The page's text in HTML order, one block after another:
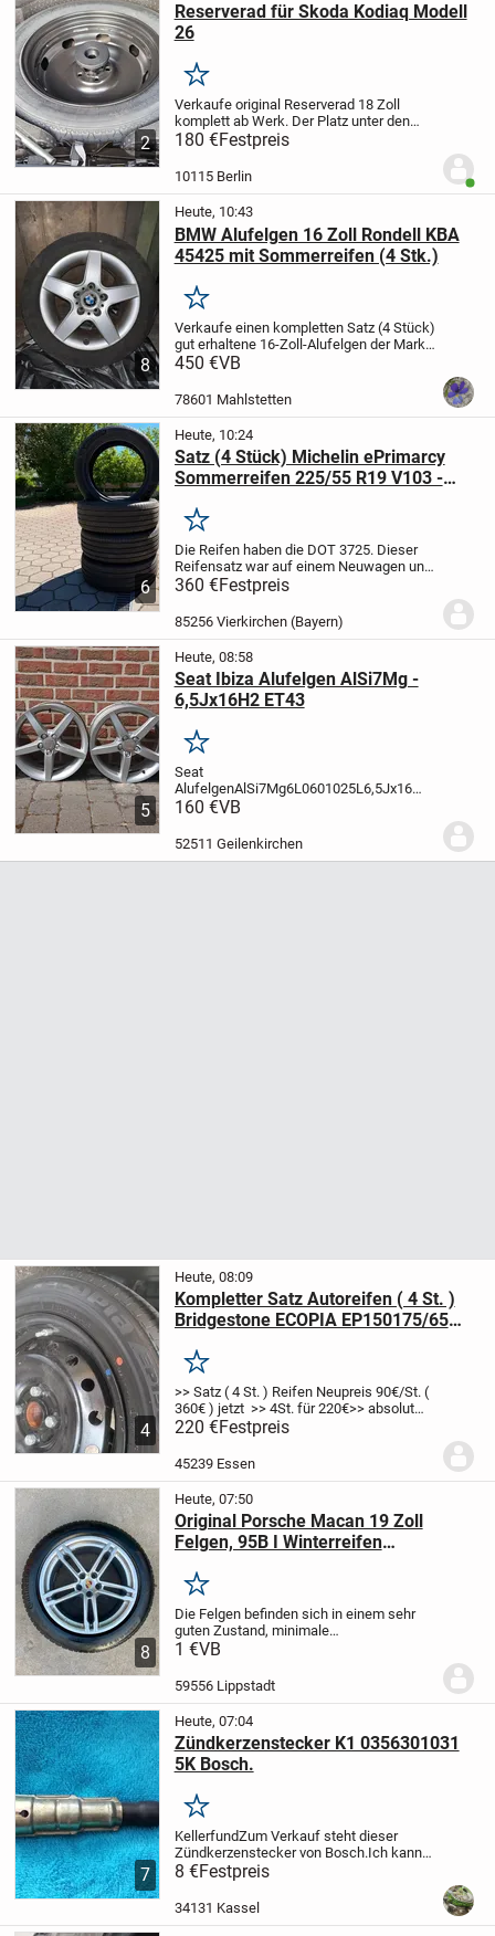
2
Reserverad für Skoda Kodiaq Modell
26
Merken
Verkaufe original Reserverad 18 Zoll
komplett ab Werk. Der Platz unter den
ebenen ladeboden ist mir einfach zu
180 €Festpreis
10115 Berlin
8
Heute, 10:43
BMW Alufelgen 16 Zoll Rondell KBA
45425 mit Sommerreifen (4 Stk.)
Merken
Verkaufe einen kompletten Satz (4 Stück)
gut erhaltene 16-Zoll-Alufelgen der Marke
R.O.D. (Rondell) inklusive BMW-
KBA-Nummer und sind eintragungsfrei für
viele...
450 €VB
78601 Mahlstetten
6
Heute, 10:24
Satz (4 Stück) Michelin ePrimarcy
Sommerreifen 225/55 R19 V103 -
Merken
Die Reifen haben die DOT 3725. Dieser
Reifensatz war auf einem Neuwagen und
wurden noch beim Händler durch
Allwetterreifen ersetzt. Die Reifen sind
ohne Felgen. Selbstabholer.
360 €Festpreis
85256 Vierkirchen (Bayern)
5
Heute, 08:58
Seat Ibiza Alufelgen AlSi7Mg -
6,5Jx16H2 ET43
Merken
Seat
AlufelgenAlSi7Mg6L0601025L 6,5Jx16
H2ET43Sie Waren auf einen Seat Ibiza
Gebrauchspuren vorhanden.
160 €VB
52511 Geilenkirchen
4
Heute, 08:09
Kompletter Satz Autoreifen ( 4 St. )
Bridgestone ECOPIA EP150175/65
Felgenabdeckungen
Merken
>> Satz ( 4 St. ) Reifen Neupreis 90€/St. (
360€ ) jetzt >> 4St. für 220€>> absolut
NEUWERTIG! Zustand wie beim Händler,
…jetzt bei uns!
Bridgestone ECOPIA EP150175/65 R15
220 €Festpreis
45239 Essen
8
Heute, 07:50
Original Porsche Macan 19 Zoll
Felgen, 95B I Winterreifen
Merken
Die Felgen befinden sich in einem sehr
guten Zustand, minimale
Gebrauchsspuren sind vorhanden.
Brilliantchrom Metallic - 88Z
9J x 19 ET 21...
1 €VB
59556 Lippstadt
7
Heute, 07:04
Zündkerzenstecker K1 0356301031
5K Bosch.
Merken
KellerfundZum Verkauf steht dieser
Zündkerzenstecker von Bosch.Ich kann
leider keine Fragen beantworten, da ich
keine Ahnung von diesen Teilen
habe.Keine Rücknahme, da
8 €Festpreis
34131 Kassel